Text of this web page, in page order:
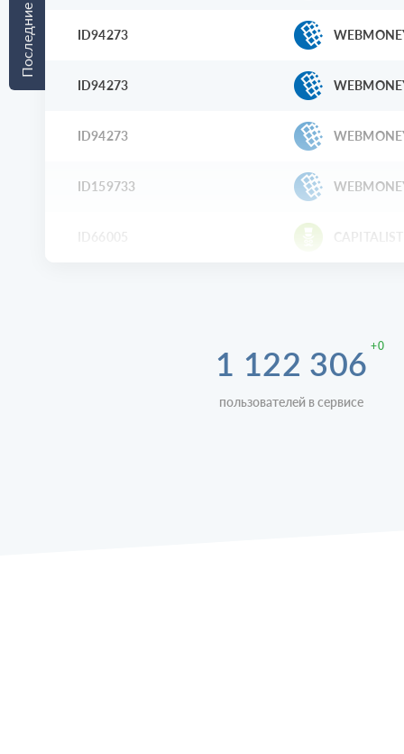
ID94273
ID94273
ID94273
ID159733
1 122 306 +0
пользователей в сервисе